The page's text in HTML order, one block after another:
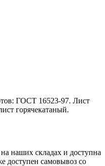
ГОСТ 16523-97. Лист
горячекатаный.
наших складах и доступна
доступен самовывоз со